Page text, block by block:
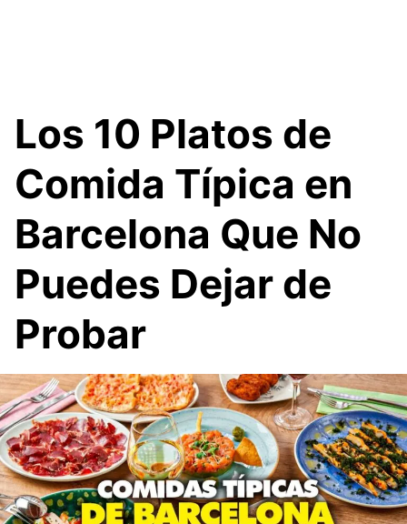
Los 10 Platos de
Comida Típica en
Barcelona Que No
Puedes Dejar de
Probar